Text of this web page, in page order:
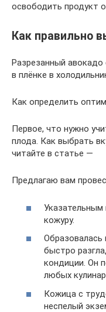
освободить продукт
Как правильно
Разрезанный
в плёнке в
Как определить
Первое, что нужно
плода. Как выбрать
читайте в статье —
Предлагаю вам
Указательным
кожуру.
быстро
кондиции. Он
любых
Кожица с
неспелый